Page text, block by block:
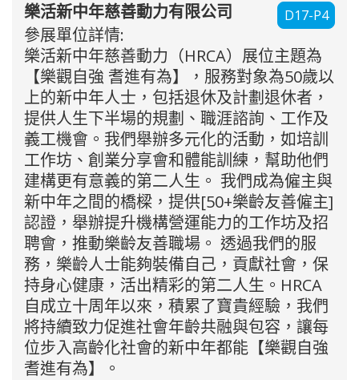
D17-P4
樂活新中年慈善動力有限公司
參展單位詳情:
樂活新中年慈善動力（HRCA）展位主題為
【樂觀自強 耆進有為】，服務對象為50歲以
上的新中年人士，包括退休及計劃退休者，
提供人生下半場的規劃、職涯諮詢、工作及
義工機會。我們舉辦多元化的活動，如培訓
工作坊、創業分享會和體能訓練，幫助他們
建構更有意義的第二人生。 我們成為僱主與
新中年之間的橋樑，提供[50+樂齡友善僱主]
認證，舉辦提升機構營運能力的工作坊及招
聘會，推動樂齡友善職場。 透過我們的服
務，樂齡人士能夠裝備自己，貢獻社會，保
持身心健康，活出精彩的第二人生。HRCA
自成立十周年以來，積累了寶貴經驗，我們
將持續致力促進社會年齡共融與包容，讓每
位步入高齡化社會的新中年都能【樂觀自強
耆進有為】。